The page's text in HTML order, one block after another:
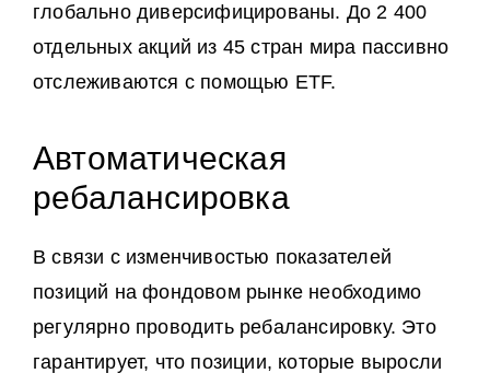
глобально диверсифицированы. До 2 400
отдельных акций из 45 стран мира пассивно
отслеживаются с помощью ETF.
Автоматическая
ребалансировка
В связи с изменчивостью показателей
позиций на фондовом рынке необходимо
регулярно проводить ребалансировку. Это
гарантирует, что позиции, которые выросли